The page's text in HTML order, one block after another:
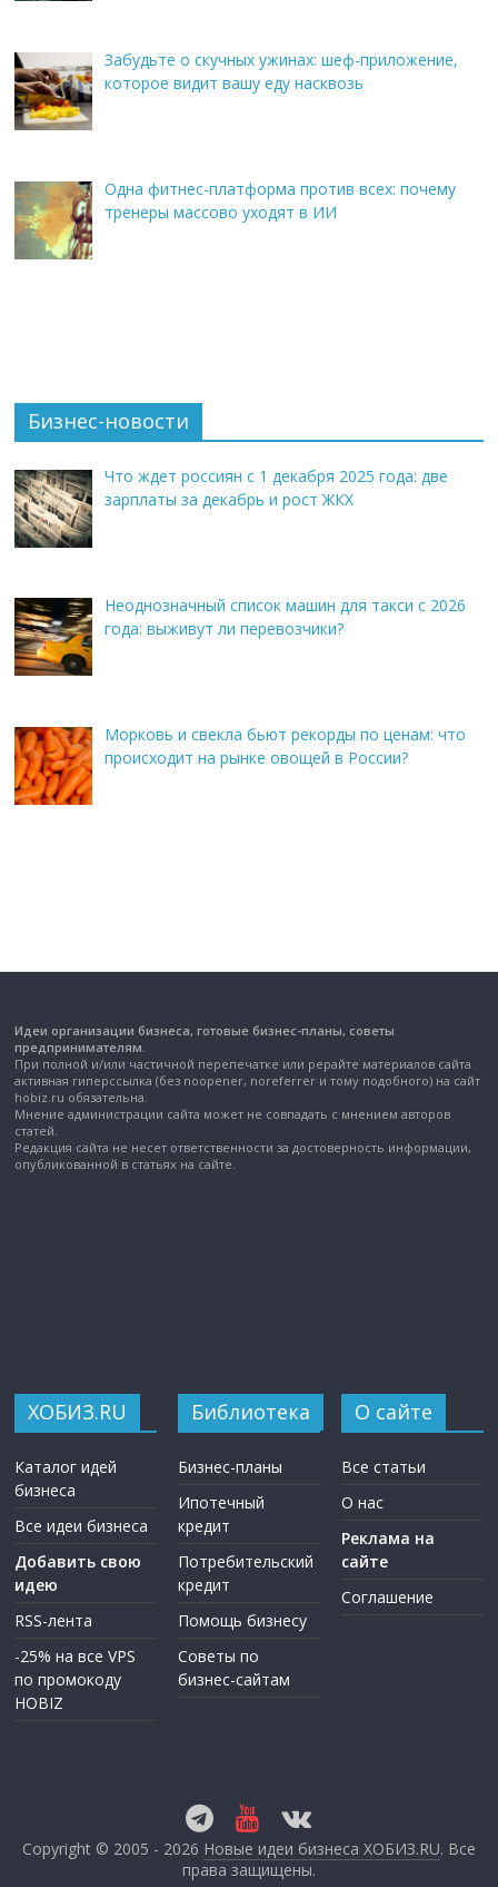
Забудьте о скучных ужинах: шеф-приложение,
которое видит вашу еду насквозь
Одна фитнес-платформа против всех: почему
тренеры массово уходят в ИИ
Бизнес-новости
Что ждет россиян с 1 декабря 2025 года: две
зарплаты за декабрь и рост ЖКХ
Неоднозначный список машин для такси с 2026
года: выживут ли перевозчики?
Морковь и свекла бьют рекорды по ценам: что
происходит на рынке овощей в России?
Идеи организации бизнеса, готовые бизнес-планы, советы
предпринимателям.
При полной и/или частичной перепечатке или рерайте материалов сайта
активная гиперссылка (без noopener, noreferrer и тому подобного) на сайт
hobiz.ru обязательна.
Мнение администрации сайта может не совпадать с мнением авторов
статей.
Редакция сайта не несет ответственности за достоверность информации,
опубликованной в статьях на сайте.
ХОБИЗ.RU
Каталог идей
бизнеса
Все идеи бизнеса
Добавить свою
идею
RSS-лента
-25% на все VPS
по промокоду
HOBIZ
Библиотека
Бизнес-планы
Ипотечный
кредит
Потребительский
кредит
Помощь бизнесу
Советы по
бизнес-сайтам
О сайте
Все статьи
О нас
Реклама на
сайте
Соглашение
Copyright © 2005 - 2026 Новые идеи бизнеса ХОБИЗ.RU. Все
права защищены.